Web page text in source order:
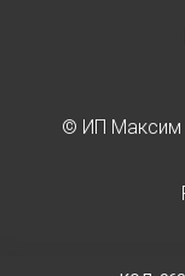
© ИП Максим